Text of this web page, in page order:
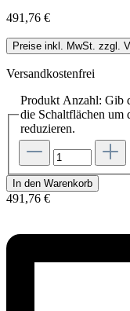
491,76 €
Preise inkl. MwSt. zzgl.
Versandkostenfrei
Produkt Anzahl: Gib
die Schaltflächen um
reduzieren.
In den Warenkorb
491,76 €